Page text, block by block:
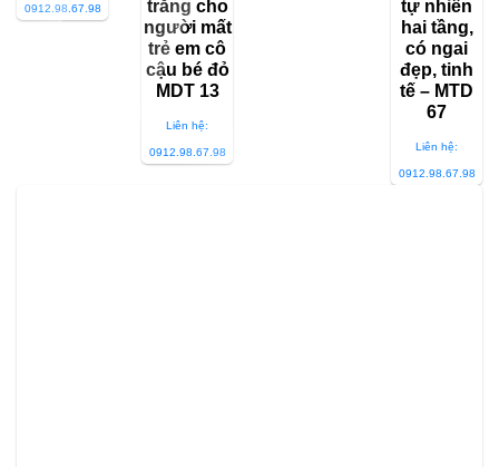
0912.98.67.98
trắng cho
người mất
trẻ em cô
cậu bé đỏ
MDT 13
Liên hệ:
0912.98.67.98
tự nhiên
hai tầng,
có ngai
đẹp, tinh
tế – MTD
67
Liên hệ:
0912.98.67.98